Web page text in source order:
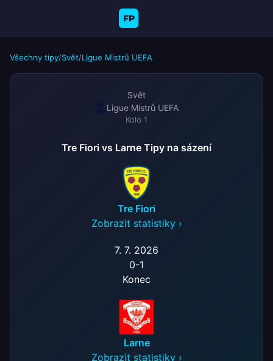
FP
Všechny tipy/Svět/Ligue Mistrů UEFA
Svět
Ligue Mistrů UEFA
Kolo 1
Tre Fiori vs Larne Tipy na sázení
Tre Fiori
Zobrazit statistiky ›
7. 7. 2026
0-1
Konec
Larne
Zobrazit statistiky ›